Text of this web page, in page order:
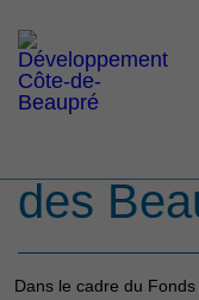
ACCUEIL
GRANDS ENJEUX
Une
des
Dans le cadre du